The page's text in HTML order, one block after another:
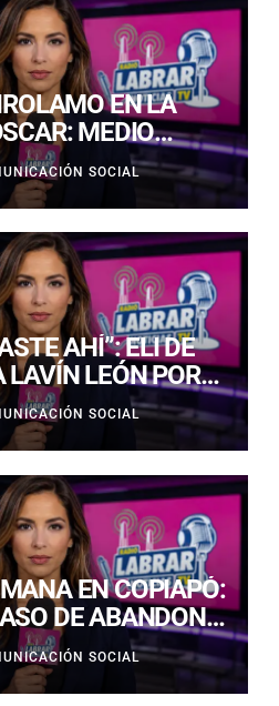
EN LA
MEDIO
LA PROPONE
FAVORITAS
SOCIAL
AHÍ”: ELI DE
LAVÍN LEÓN POR
LA PRENSA AL
SOCIAL
EN COPIAPÓ:
DE ABANDONO
CACHORROS
SOCIAL